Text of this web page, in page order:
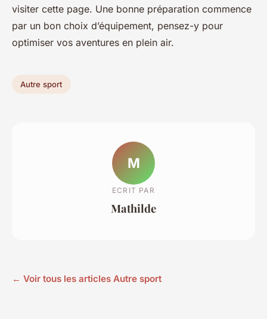
visiter cette page. Une bonne préparation commence
par un bon choix d’équipement, pensez-y pour
optimiser vos aventures en plein air.
Autre sport
M
ECRIT PAR
Mathilde
← Voir tous les articles Autre sport